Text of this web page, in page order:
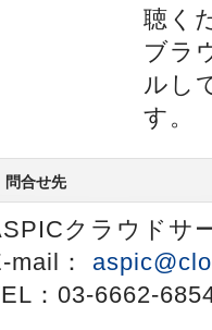
聴く
ブラ
ルし
す。
問合せ先
クラウドサ
mail：
：03-6662-